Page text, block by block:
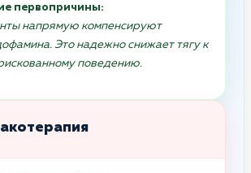
первопричины:
напрямую компенсируют
Это надежно снижает тягу к
поведению.